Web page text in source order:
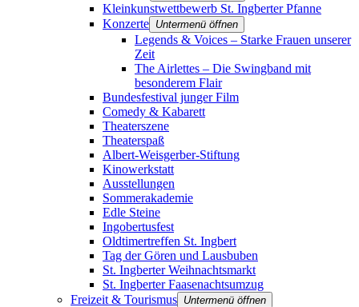
Kleinkunstwettbewerb St. Ingberter Pfanne
Konzerte Untermenü öffnen
Legends & Voices – Starke Frauen unserer
Zeit
The Airlettes – Die Swingband mit
besonderem Flair
Bundesfestival junger Film
Comedy & Kabarett
Theaterszene
Theaterspaß
Albert-Weisgerber-Stiftung
Kinowerkstatt
Ausstellungen
Sommerakademie
Edle Steine
Ingobertusfest
Oldtimertreffen St. Ingbert
Tag der Gören und Lausbuben
St. Ingberter Weihnachtsmarkt
St. Ingberter Faasenachtsumzug
Freizeit & Tourismus Untermenü öffnen